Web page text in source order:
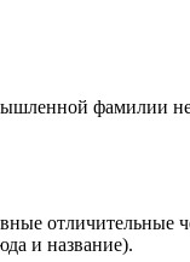
фамилии
отличительные
и название).